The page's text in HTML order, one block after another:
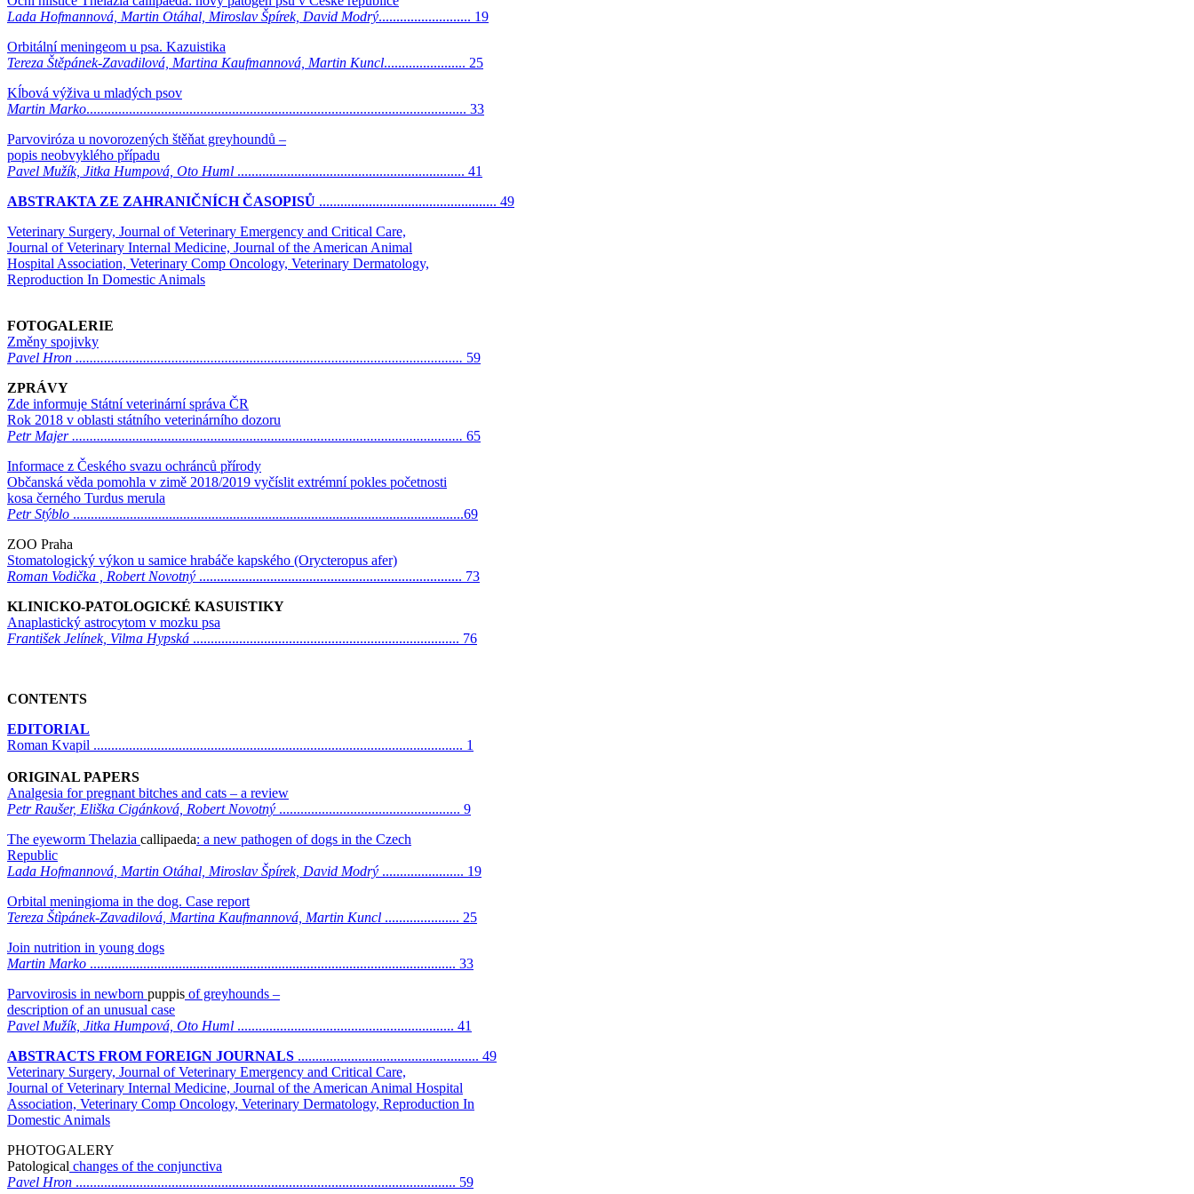
Lada Hofmannová, Martin Otáhal, Miroslav Špírek, David Modrý.......................... 19
Orbitální meningeom u psa. Kazuistika
Tereza Štěpánek-Zavadilová, Martina Kaufmannová, Martin Kuncl....................... 25
Kĺbová výživa u mladých psov
Martin Marko........................................................................................................... 33
Parvoviróza u novorozených štěňat greyhoundů –
popis neobvyklého případu
Pavel Mužík, Jitka Humpová, Oto Huml ................................................................ 41
ABSTRAKTA ZE ZAHRANIČNÍCH ČASOPISŮ .................................................. 49
Veterinary Surgery, Journal of Veterinary Emergency and Critical Care,
Journal of Veterinary Internal Medicine, Journal of the American Animal
Hospital Association, Veterinary Comp Oncology, Veterinary Dermatology,
Reproduction In Domestic Animals
FOTOGALERIE
Změny spojivky
Pavel Hron ............................................................................................................. 59
ZPRÁVY
Zde informuje Státní veterinární správa ČR
Rok 2018 v oblasti státního veterinárního dozoru
Petr Majer .............................................................................................................. 65
Informace z Českého svazu ochránců přírody
Občanská věda pomohla v zimě 2018/2019 vyčíslit extrémní pokles početnosti
kosa černého Turdus merula
Petr Stýblo ..............................................................................................................69
ZOO Praha
Stomatologický výkon u samice hrabáče kapského (Orycteropus afer)
Roman Vodička , Robert Novotný .......................................................................... 73
KLINICKO-PATOLOGICKÉ KASUISTIKY
Anaplastický astrocytom v mozku psa
František Jelínek, Vilma Hypská ........................................................................... 76
CONTENTS
EDITORIAL
Roman Kvapil ........................................................................................................ 1
ORIGINAL PAPERS
Analgesia for pregnant bitches and cats – a review
Petr Raušer, Eliška Cigánková, Robert Novotný ................................................... 9
The eyeworm Thelazia callipaeda: a new pathogen of dogs in the Czech
Republic
Lada Hofmannová, Martin Otáhal, Miroslav Špírek, David Modrý ....................... 19
Orbital meningioma in the dog. Case report
Tereza Štìpánek-Zavadilová, Martina Kaufmannová, Martin Kuncl ..................... 25
Join nutrition in young dogs
Martin Marko ....................................................................................................... 33
Parvovirosis in newborn puppis of greyhounds –
description of an unusual case
Pavel Mužík, Jitka Humpová, Oto Huml ............................................................. 41
ABSTRACTS FROM FOREIGN JOURNALS ................................................... 49
Veterinary Surgery, Journal of Veterinary Emergency and Critical Care,
Journal of Veterinary Internal Medicine, Journal of the American Animal Hospital
Association, Veterinary Comp Oncology, Veterinary Dermatology, Reproduction In
Domestic Animals
PHOTOGALERY
Patological changes of the conjunctiva
Pavel Hron ........................................................................................................... 59